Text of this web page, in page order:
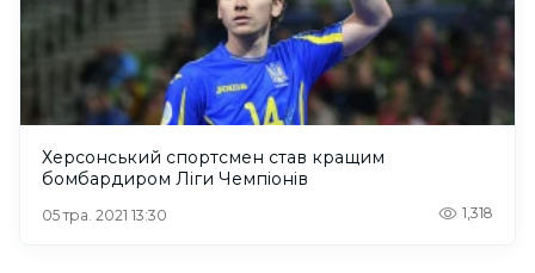
Херсонський спортсмен став кращим
бомбардиром Ліги Чемпіонів
05 тра. 2021 13:30 1,318